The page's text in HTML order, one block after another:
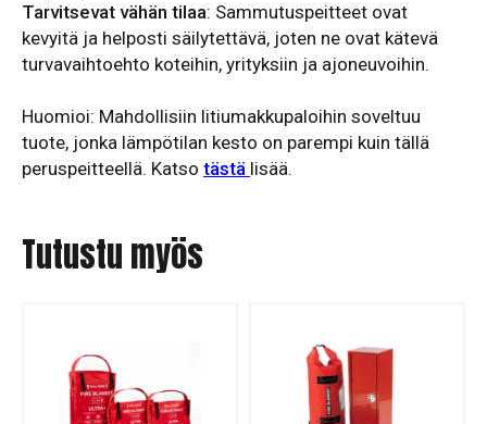
Tarvitsevat vähän tilaa: Sammutuspeitteet ovat
kevyitä ja helposti säilytettävä, joten ne ovat kätevä
turvavaihtoehto koteihin, yrityksiin ja ajoneuvoihin.
Huomioi: Mahdollisiin litiumakkupaloihin soveltuu
tuote, jonka lämpötilan kesto on parempi kuin tällä
peruspeitteellä. Katso tästä lisää.
Tutustu myös